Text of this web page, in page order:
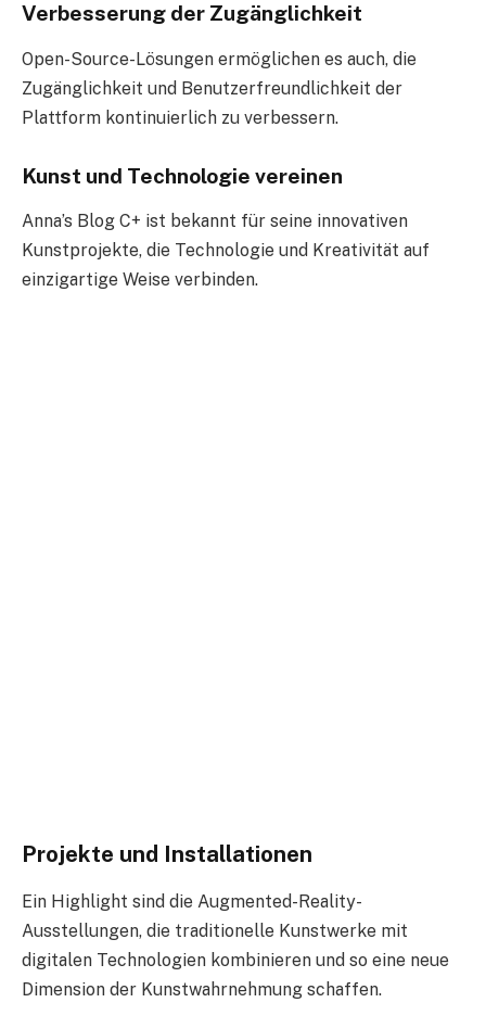
Verbesserung der Zugänglichkeit
Open-Source-Lösungen ermöglichen es auch, die
Zugänglichkeit und Benutzerfreundlichkeit der
Plattform kontinuierlich zu verbessern.
Kunst und Technologie vereinen
Anna’s Blog C+ ist bekannt für seine innovativen
Kunstprojekte, die Technologie und Kreativität auf
einzigartige Weise verbinden.
Projekte und Installationen
Ein Highlight sind die Augmented-Reality-
Ausstellungen, die traditionelle Kunstwerke mit
digitalen Technologien kombinieren und so eine neue
Dimension der Kunstwahrnehmung schaffen.